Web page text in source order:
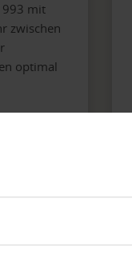
mit
zwischen
optimal
auf
Kunden